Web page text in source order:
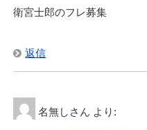
衛宮士郎のフレ募集
返信
名無しさん より: